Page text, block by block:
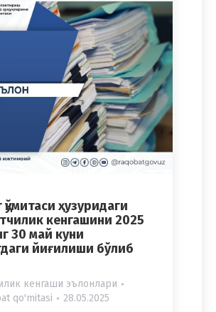
қўмитаси ҳузуридаги
кенгашини 2025
30 май куни
йиғилиши бўлиб
кенгаши эълонлари
qo'mitasi 28.05.2025